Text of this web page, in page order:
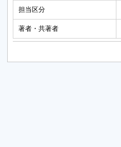
担当区分
著者・共著者